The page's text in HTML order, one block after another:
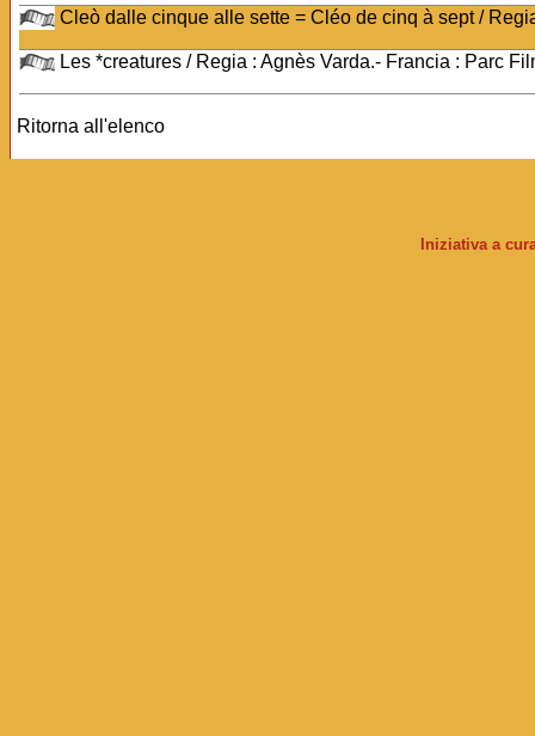
Cleò dalle cinque alle sette = Cléo de cinq à sept /
Les *creatures / Regia : Agnès Varda.- Francia : Parc
Ritorna all'elenco
Iniziativa a